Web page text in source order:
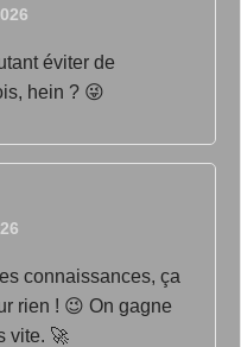
éviter de
hein ? 😜
connaissances, ça
rien ! 😉 On gagne
vite. 🚀